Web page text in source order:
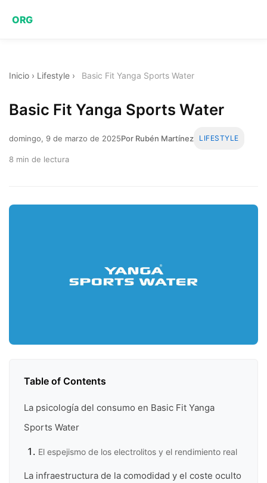
ORG
Inicio › Lifestyle › Basic Fit Yanga Sports Water
Basic Fit Yanga Sports Water
domingo, 9 de marzo de 2025Por Rubén Martínez LIFESTYLE
8 min de lectura
Table of Contents
La psicología del consumo en Basic Fit Yanga
Sports Water
El espejismo de los electrolitos y el rendimiento real
La infraestructura de la comodidad y el coste oculto